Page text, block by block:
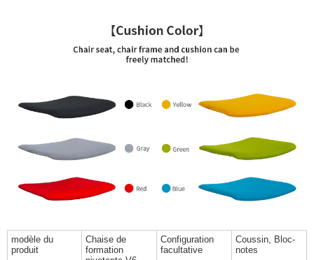
modèle du
produit
Chaise de
formation
Configuration
facultative
Coussin, Bloc-
notes